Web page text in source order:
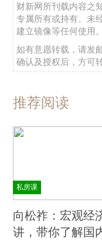
财新网所刊载内容之
专属所有或持有。未
建立镜像等任何使用。
如有意愿转载，请发
确认及授权后，方可转
推荐阅读
私房课
向松祚：宏观经
讲，带你了解国